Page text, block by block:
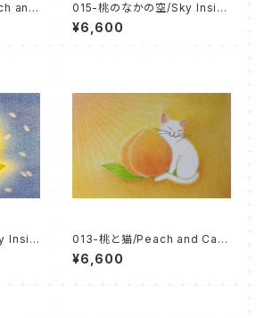
and
画/
015-桃のなかの空/Sky Insid
e a Peach（パステル原画/額無
し）
¥6,600
Insid
/額無
013-桃と猫/Peach and Cat
（パステル原画/額無し）
¥6,600